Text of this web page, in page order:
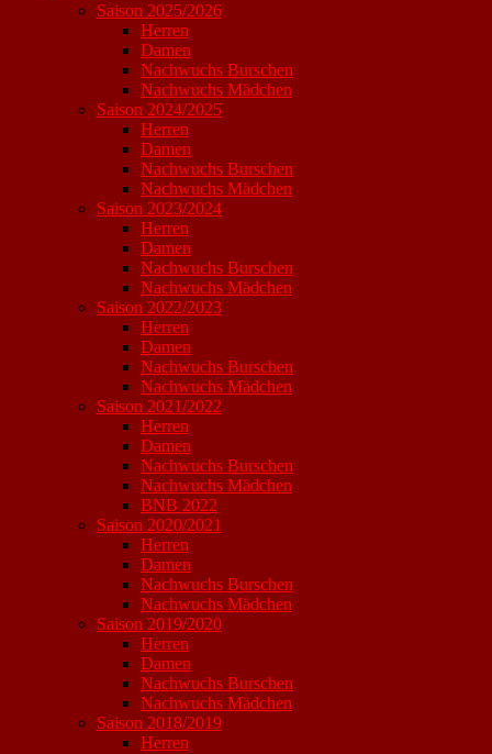
Saison 2025/2026
Herren
Damen
Nachwuchs Burschen
Nachwuchs Mädchen
Saison 2024/2025
Herren
Damen
Nachwuchs Burschen
Nachwuchs Mädchen
Saison 2023/2024
Herren
Damen
Nachwuchs Burschen
Nachwuchs Mädchen
Saison 2022/2023
Herren
Damen
Nachwuchs Burschen
Nachwuchs Mädchen
Saison 2021/2022
Herren
Damen
Nachwuchs Burschen
Nachwuchs Mädchen
BNB 2022
Saison 2020/2021
Herren
Damen
Nachwuchs Burschen
Nachwuchs Mädchen
Saison 2019/2020
Herren
Damen
Nachwuchs Burschen
Nachwuchs Mädchen
Saison 2018/2019
Herren